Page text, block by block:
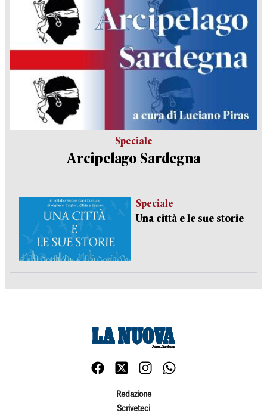
Speciale
Arcipelago Sardegna
Speciale
Una città e le sue storie
Redazione
Scriveteci